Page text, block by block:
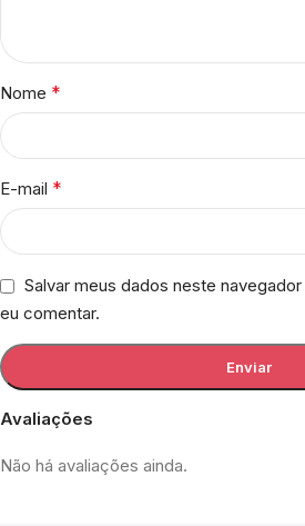
Avaliações
Não há avaliações ainda.
Nome *
E-mail *
Salvar meus dados neste
eu comentar.